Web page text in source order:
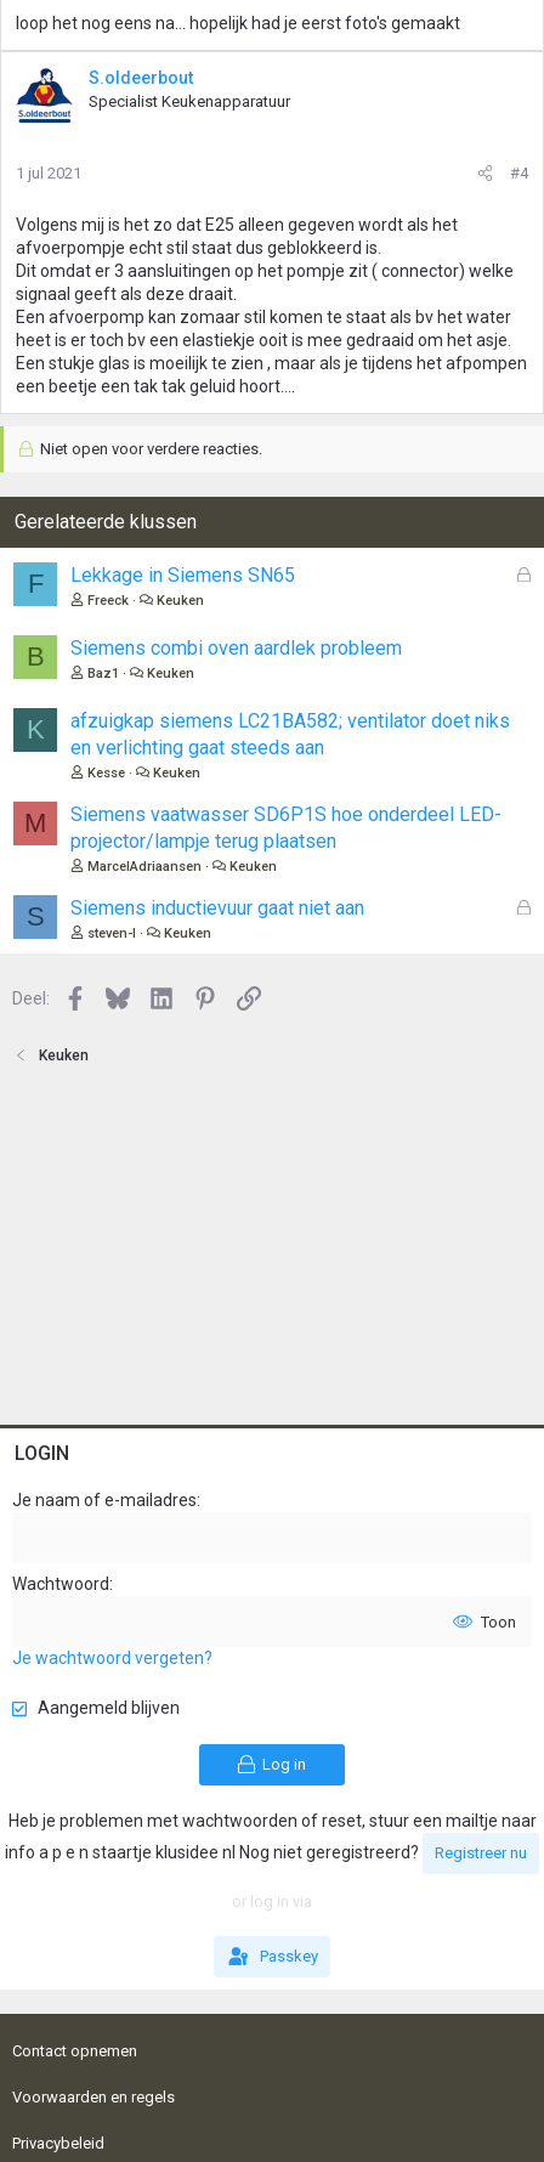
:
loop het nog eens na... hopelijk had je eerst foto's gemaakt
S.oldeerbout
Specialist Keukenapparatuur
1 jul 2021 #4
Volgens mij is het zo dat E25 alleen gegeven wordt als het
afvoerpompje echt stil staat dus geblokkeerd is.
Dit omdat er 3 aansluitingen op het pompje zit ( connector) welke
signaal geeft als deze draait.
Een afvoerpomp kan zomaar stil komen te staat als bv het water
heet is er toch bv een elastiekje ooit is mee gedraaid om het asje.
Een stukje glas is moeilijk te zien , maar als je tijdens het afpompen
een beetje een tak tak geluid hoort....
Niet open voor verdere reacties.
Gerelateerde klussen
F
G
Lekkage in Siemens SN65
Freeck Keuken
B Siemens combi oven aardlek probleem
Baz1 Keuken
K
afzuigkap siemens LC21BA582; ventilator doet niks
en verlichting gaat steeds aan
Kesse Keuken
M
Siemens vaatwasser SD6P1S hoe onderdeel LED-
projector/lampje terug plaatsen
MarcelAdriaansen Keuken
S
G
Siemens inductievuur gaat niet aan
steven-l Keuken
Deel: Facebook
BlueskyLinkedInPinterest
Link
Keuken
LOGIN
Je naam of e-mailadres
Wachtwoord
Toon
Je wachtwoord vergeten?
Aangemeld blijven
Log in
Heb je problemen met wachtwoorden of reset, stuur een mailtje naar
info a p e n staartje klusidee nl Nog niet geregistreerd?
Registreer nu
or log in via
Passkey
Contact opnemen
Voorwaarden en regels
Privacybeleid